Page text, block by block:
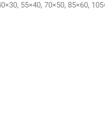
55×40, 70×50, 85×60,